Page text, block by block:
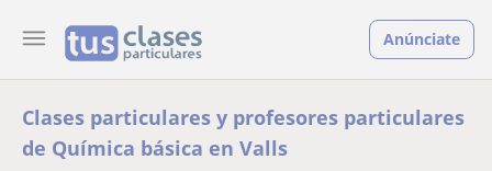
Anúnciate
Clases particulares y profesores particulares
de Química básica en Valls